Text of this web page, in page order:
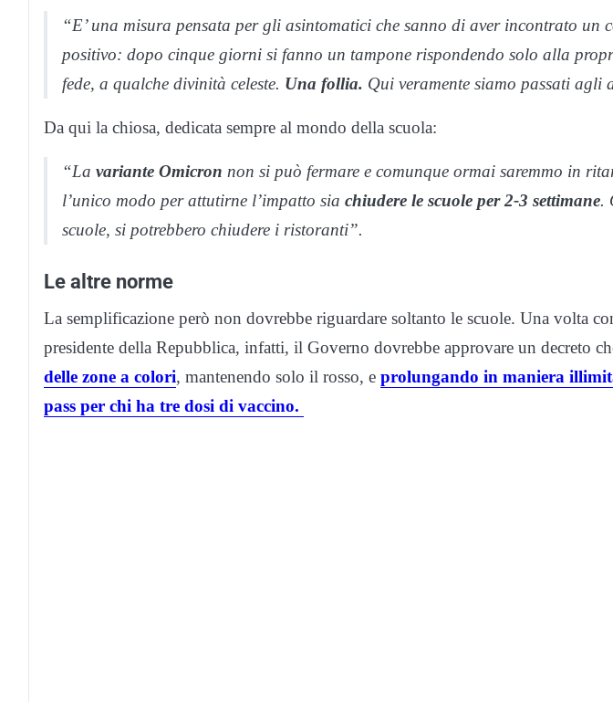
“E’ una misura pensata per gli asintomatici che sanno di aver incontrato un
positivo: dopo cinque giorni si fanno un tampone rispondendo solo alla
fede, a qualche divinità celeste. Una follia. Qui veramente siamo passati agli
Da qui la chiosa, dedicata sempre al mondo della scuola:
“La variante Omicron non si può fermare e comunque ormai saremmo in
l’unico modo per attutirne l’impatto sia chiudere le scuole per 2-3 settimane.
scuole, si potrebbero chiudere i ristoranti”.
Le altre norme
La semplificazione però non dovrebbe riguardare soltanto le scuole. Una volta
presidente della Repubblica, infatti, il Governo dovrebbe approvare un decreto
delle zone a colori, mantenendo solo il rosso, e prolungando in maniera
pass per chi ha tre dosi di vaccino.